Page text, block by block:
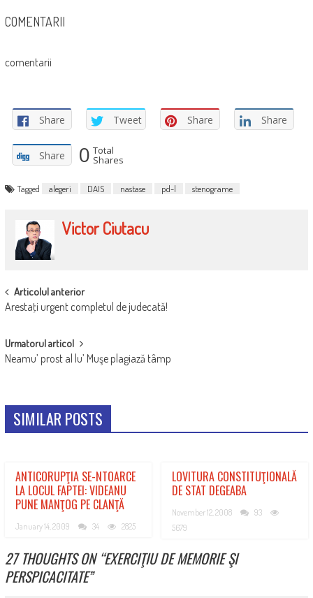
COMENTARII
comentarii
Share Tweet Share Share
Share 0 Total
Shares
Tagged alegeri DAIS nastase pd-l stenograme
Victor Ciutacu
POST
NAVIGATION
Articolul anterior
Arestaţi urgent completul de judecată!
Urmatorul articol
Neamu’ prost al lu’ Muşe plagiază tâmp
SIMILAR POSTS
ANTICORUPŢIA SE-NTOARCE
LA LOCUL FAPTEI: VIDEANU
PUNE MANŢOG PE CLANŢĂ
January 14, 2009 34 2825
LOVITURA CONSTITUŢIONALĂ
DE STAT DEGEABA
November 12, 2008
93
5679
27 THOUGHTS ON “EXERCIŢIU DE MEMORIE ŞI
PERSPICACITATE”